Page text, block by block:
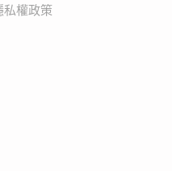
私權政策